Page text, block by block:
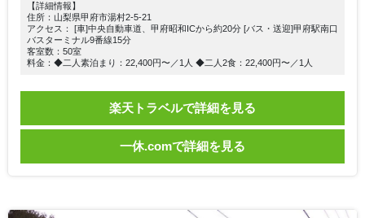
【詳細情報】
住所：山梨県甲府市湯村2-5-21
アクセス： [車]中央自動車道、甲府昭和ICから約20分 [バス・送迎]甲府駅南口
バスターミナル9番線15分
客室数：50室
料金：◆二人素泊まり：22,400円〜／1人 ◆二人2食：22,400円〜／1人
楽天トラベルで詳細を見る
一休.comで詳細を見る